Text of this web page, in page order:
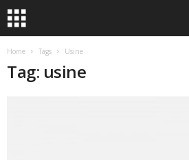
Home Tags Usine
Tag: usine